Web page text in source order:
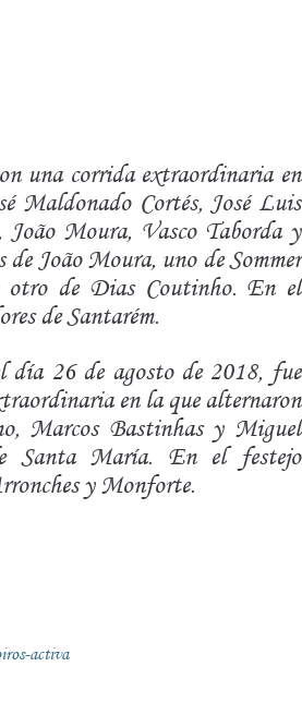
una corrida extraordinaria en
Maldonado Cortés, José Luis
João Moura, Vasco Taborda y
João Moura, uno de Sommer
otro de Dias Coutinho. En el
de Santarém.
día 26 de agosto de 2018, fue
en la que alternaron
Marcos Bastinhas y Miguel
Santa María. En el festejo
y Monforte.
activa